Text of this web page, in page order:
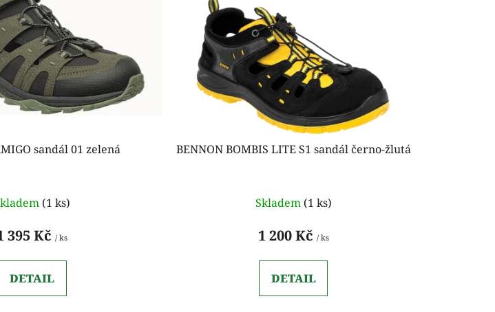
r
o
d
u
k
t
sandál 01 zelená
hodnocení
produktu
5,0
z
(1 ks)
395 Kč/ ks
DETAIL
BENNON BOMBIS LITE S1 sandál černo-žlutá
Skladem (1 ks)
1 200 Kč / ks
DETAIL